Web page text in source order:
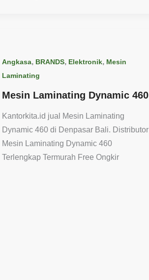
Angkasa, BRANDS, Elektronik, Mesin
Laminating
Mesin Laminating Dynamic 460
Kantorkita.id jual Mesin Laminating
Dynamic 460 di Denpasar Bali. Distributor
Mesin Laminating Dynamic 460
Terlengkap Termurah Free Ongkir